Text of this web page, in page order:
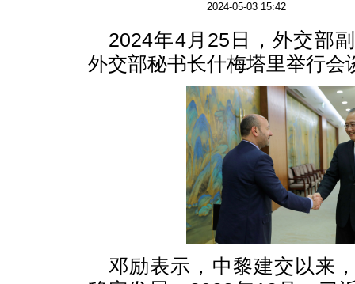
2024-05-03 15:42
2024年4月25日，外交部
外交部秘书长什梅塔里举行会
邓励表示，中黎建交以来